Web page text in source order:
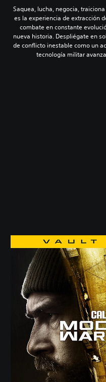
Saquea, lucha, negocia,
es la experiencia de extracción
combate en constante
nueva historia. Despliégate en
de conflicto inestable como un
tecnología militar